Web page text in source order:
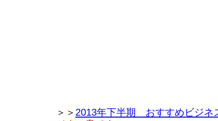
＞＞ 2013年下半期 おすすめビジネ